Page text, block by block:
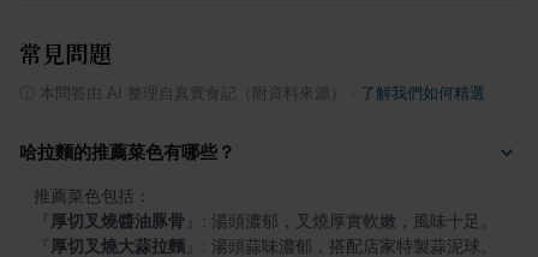
常見問題
本問答由 AI 整理自真實食記（附資料來源） 了解我們如何精選
哈拉麵的推薦菜色有哪些？
厚切叉燒醬油豚骨
厚切叉燒大蒜拉麵